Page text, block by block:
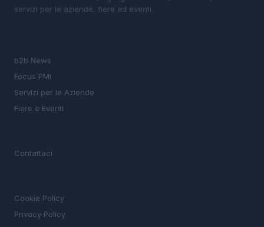
servizi per le aziende, fiere ed eventi.
b2b News
Focus PMI
Servizi per le Aziende
Fiere e Eventi
Contattaci
Cookie Policy
Privacy Policy